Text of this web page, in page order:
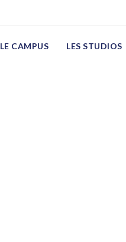
LE CAMPUS LES STUDIOS